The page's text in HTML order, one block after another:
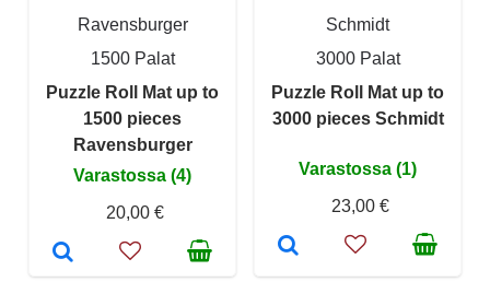
Ravensburger
1500 Palat
Puzzle Roll Mat up to
1500 pieces
Ravensburger
Varastossa (4)
20,00 €
Schmidt
3000 Palat
Puzzle Roll Mat up to
3000 pieces Schmidt
Varastossa (1)
23,00 €